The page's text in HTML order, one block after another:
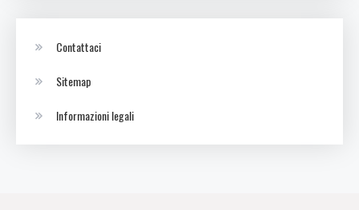
Contattaci
Sitemap
Informazioni legali